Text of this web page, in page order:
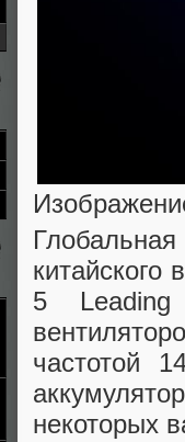
китайского
5 Leading
частотой
некоторых